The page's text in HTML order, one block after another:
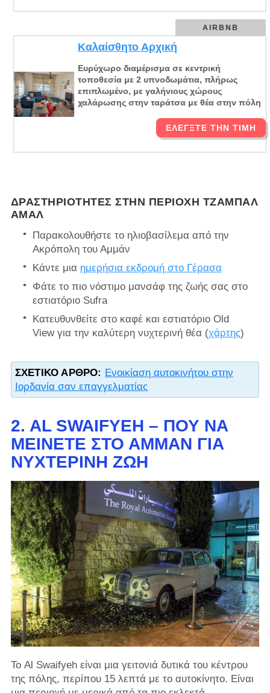
AIRBNB
Καλαίσθητο Αρχική
Ευρύχωρο διαμέρισμα σε κεντρική
τοποθεσία με 2 υπνοδωμάτια, πλήρως
επιπλωμένο, με γαλήνιους χώρους
χαλάρωσης στην ταράτσα με θέα στην πόλη
ΕΛΈΓΞΤΕ ΤΗΝ ΤΙΜΉ
ΔΡΑΣΤΗΡΙΌΤΗΤΕΣ ΣΤΗΝ ΠΕΡΙΟΧΉ ΤΖΑΜΠΆΛ
ΑΜΆΛ
Παρακολουθήστε το ηλιοβασίλεμα από την
Ακρόπολη του Αμμάν
Κάντε μια ημερήσια εκδρομή στο Γέρασα
Φάτε το πιο νόστιμο μανσάφ της ζωής σας στο
εστιατόριο Sufra
Κατευθυνθείτε στο καφέ και εστιατόριο Old
View για την καλύτερη νυχτερινή θέα (χάρτης)
ΣΧΕΤΙΚΌ ΆΡΘΡΟ: Ενοικίαση αυτοκινήτου στην
Ιορδανία σαν επαγγελματίας
2. AL SWAIFYEH – ΠΟΎ ΝΑ
ΜΕΊΝΕΤΕ ΣΤΟ ΑΜΜΆΝ ΓΙΑ
ΝΥΧΤΕΡΙΝΉ ΖΩΉ
Το Al Swaifyeh είναι μια γειτονιά δυτικά του κέντρου
της πόλης, περίπου 15 λεπτά με το αυτοκίνητο. Είναι